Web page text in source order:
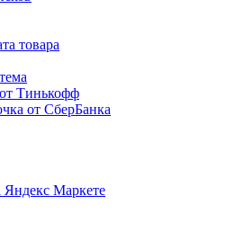
товара
Тинькофф
от СберБанка
Маркете